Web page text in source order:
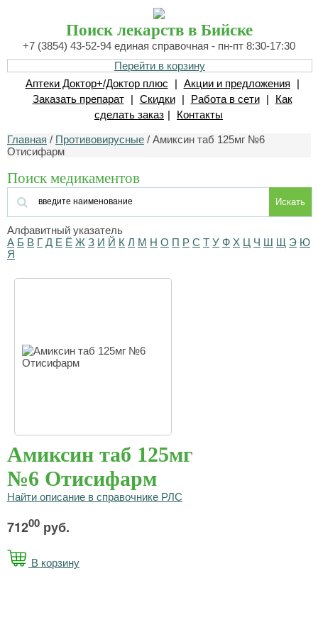
Поиск лекарств в Бийске
+7 (3854) 43-52-94 единая справочная - пн-пт 8:30-17:30
Перейти в корзину
Аптеки Доктор+/Доктор плюс
| Акции и предложения
|
Заказать препарат
| Скидки | Работа в сети |
Как
сделать заказ | Контакты
Главная / Противовирусные / Амиксин таб 125мг №6
Отисифарм
Поиск медикаментов
Искать
Алфавитный указатель
А Б В Г Д Е Ё Ж З И Й К Л М Н О П Р С Т У Ф Х Ц Ч Ш Щ Э Ю
Я
Амиксин таб 125мг
№6 Отисифарм
Найти описание в справочнике РЛС
71200 руб.
В корзину